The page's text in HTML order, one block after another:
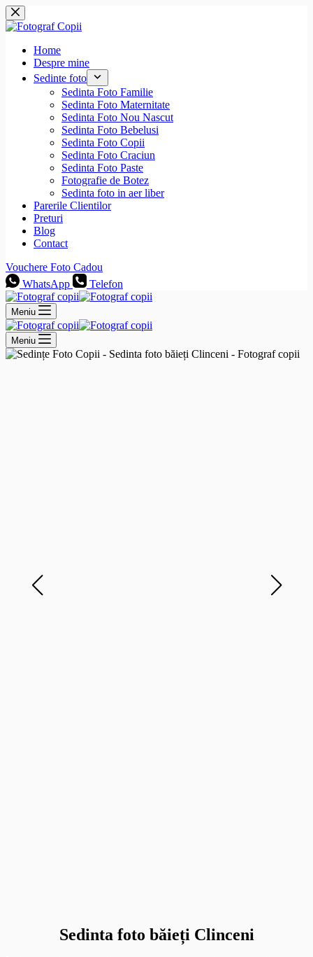
Sari
la
conținut
Home
Despre mine
Sedinte foto
Sedinta Foto Familie
Sedinta Foto Maternitate
Sedinta Foto Nou Nascut
Sedinta Foto Bebelusi
Sedinta Foto Copii
Sedinta Foto Craciun
Sedinta Foto Paste
Fotografie de Botez
Sedinta foto in aer liber
Parerile Clientilor
Preturi
Blog
Contact
Vouchere Foto Cadou
WhatsApp
Telefon
Meniu
Meniu
Sedinta foto băieți Clinceni